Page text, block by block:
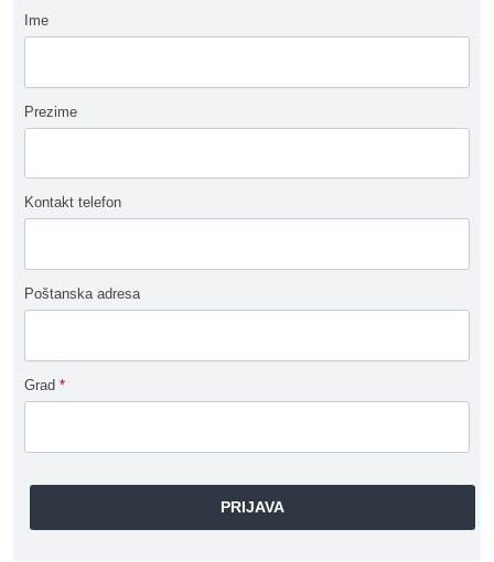
Ime
Prezime
Kontakt telefon
Poštanska adresa
Grad *